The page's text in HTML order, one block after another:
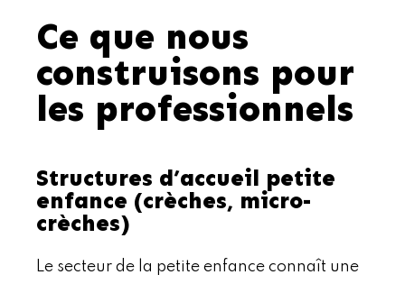
Ce que nous
construisons pour
les professionnels
Structures d’accueil petite
enfance (crèches, micro-
crèches)
Le secteur de la petite enfance connaît une